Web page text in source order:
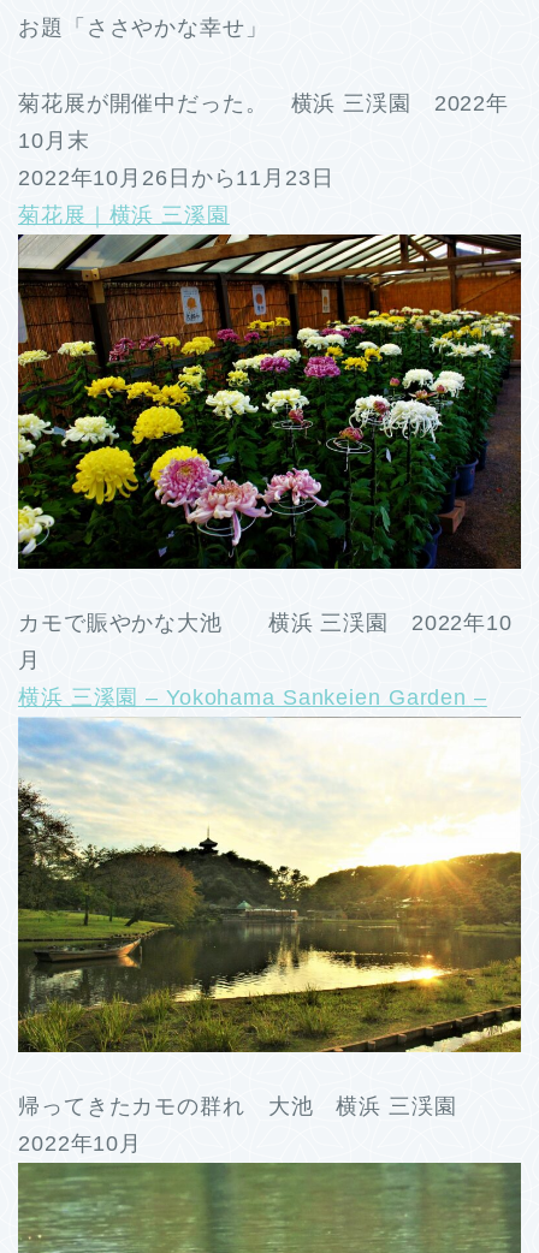
お題「ささやかな幸せ」
菊花展が開催中だった。 横浜 三渓園 2022年
10月末
2022年10月26日から11月23日
菊花展｜横浜 三溪園
カモで賑やかな大池 横浜 三渓園 2022年10
月
横浜 三溪園 – Yokohama Sankeien Garden –
帰ってきたカモの群れ 大池 横浜 三渓園
2022年10月